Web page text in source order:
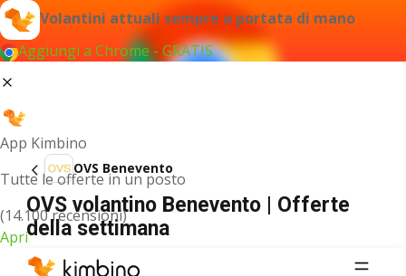
Volantini attuali sempre a portata di mano
Aggiungi a Chrome - GRATIS
App Kimbino
Tutte le offerte in un posto
(14.100 recensioni)
Apri
OVS Benevento
OVS volantino Benevento | Offerte
della settimana